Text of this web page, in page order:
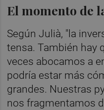
El momento de
Según Julià, "la
tensa. También hay
veces abocamos a
podría estar más
grandes. Nuestras
nos fragmentamos